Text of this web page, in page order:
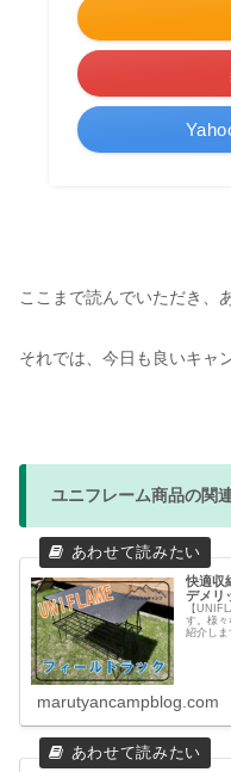
ここまで読んでいただき、
それでは、今日も良いキャ
ユニフレーム商品の関
快適収
デメリ
【
す。様々
紹介しま
marutyancampblog.com